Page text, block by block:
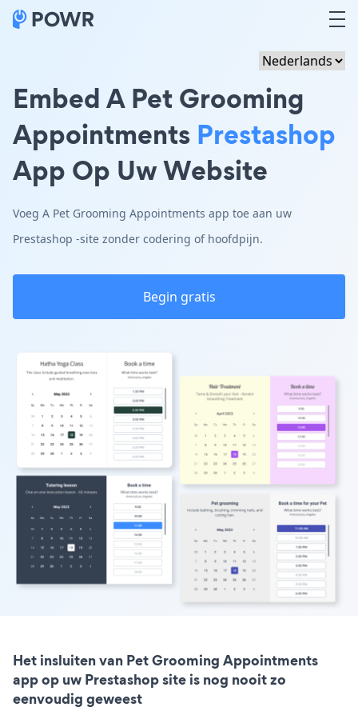
Embed A Pet Grooming
Appointments Prestashop
App Op Uw Website
Voeg A Pet Grooming Appointments app toe aan uw
Prestashop -site zonder codering of hoofdpijn.
Begin gratis
Het insluiten van Pet Grooming Appointments
app op uw Prestashop site is nog nooit zo
eenvoudig geweest